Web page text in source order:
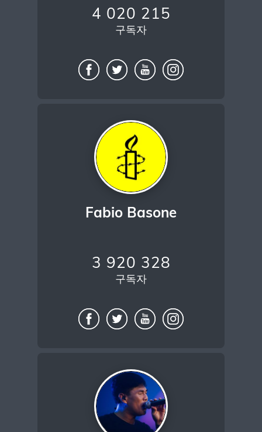
4 020 215
구독자
Fabio Basone
3 920 328
구독자